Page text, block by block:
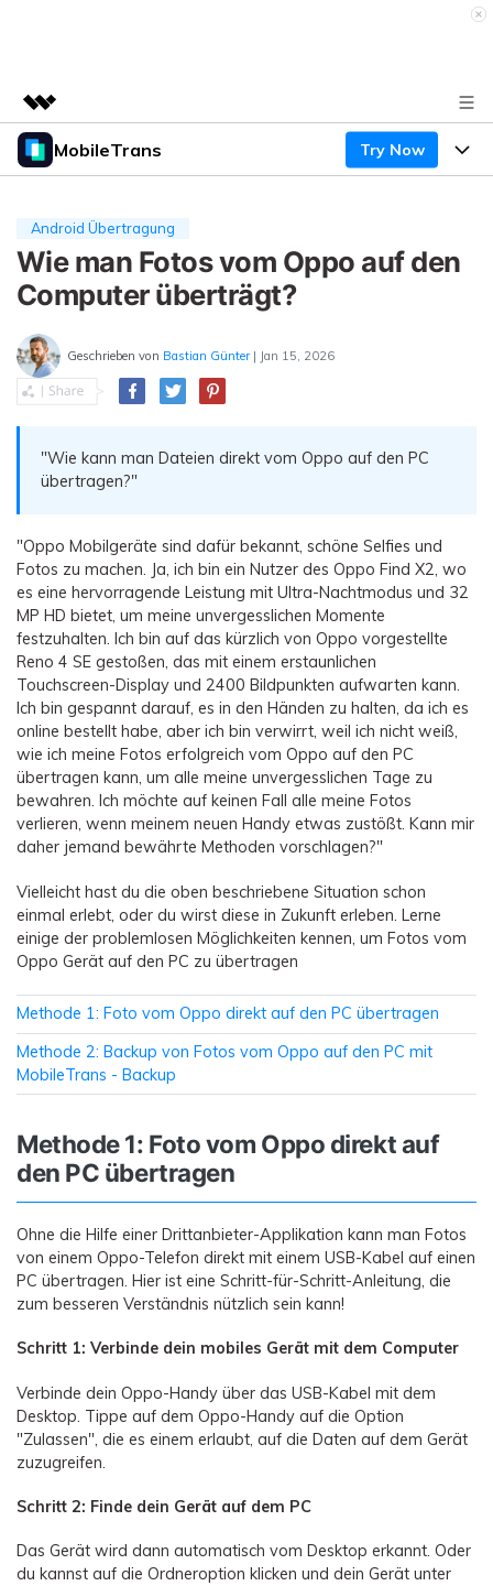
Top-Produkte
Dienstprogramme
Überblick
Über uns
Presseraum
Shop
Support
MobileTrans Try Now
Desktop
Mobile
Funktionen
Funktionen
Lösungen
Ressourcen
Handydatenübertragung
Handy-Backup & Wiederherstellung
WhatsApp Manager
WEITERE THEMEN ERKUNDEN
Preise
Preise für Mac
Geschäftsplan
Bildungsplan
Lernen & Unterstützung
Wettbewerbe & Events
Hilfe erhalten Herunterladen
Android Übertragung
Wie man Fotos vom Oppo auf den
Computer überträgt?
Geschrieben von Bastian Günter | Jan 15, 2026
"Wie kann man Dateien direkt vom Oppo auf den PC
übertragen?"
"Oppo Mobilgeräte sind dafür bekannt, schöne Selfies und
Fotos zu machen. Ja, ich bin ein Nutzer des Oppo Find X2, wo
es eine hervorragende Leistung mit Ultra-Nachtmodus und 32
MP HD bietet, um meine unvergesslichen Momente
festzuhalten. Ich bin auf das kürzlich von Oppo vorgestellte
Reno 4 SE gestoßen, das mit einem erstaunlichen
Touchscreen-Display und 2400 Bildpunkten aufwarten kann.
Ich bin gespannt darauf, es in den Händen zu halten, da ich es
online bestellt habe, aber ich bin verwirrt, weil ich nicht weiß,
wie ich meine Fotos erfolgreich vom Oppo auf den PC
übertragen kann, um alle meine unvergesslichen Tage zu
bewahren. Ich möchte auf keinen Fall alle meine Fotos
verlieren, wenn meinem neuen Handy etwas zustößt. Kann mir
daher jemand bewährte Methoden vorschlagen?"
Vielleicht hast du die oben beschriebene Situation schon
einmal erlebt, oder du wirst diese in Zukunft erleben. Lerne
einige der problemlosen Möglichkeiten kennen, um Fotos vom
Oppo Gerät auf den PC zu übertragen
Methode 1: Foto vom Oppo direkt auf den PC übertragen
Methode 2: Backup von Fotos vom Oppo auf den PC mit
MobileTrans - Backup
Methode 1: Foto vom Oppo direkt auf
den PC übertragen
Ohne die Hilfe einer Drittanbieter-Applikation kann man Fotos
von einem Oppo-Telefon direkt mit einem USB-Kabel auf einen
PC übertragen. Hier ist eine Schritt-für-Schritt-Anleitung, die
zum besseren Verständnis nützlich sein kann!
Schritt 1: Verbinde dein mobiles Gerät mit dem Computer
Verbinde dein Oppo-Handy über das USB-Kabel mit dem
Desktop. Tippe auf dem Oppo-Handy auf die Option
"Zulassen", die es einem erlaubt, auf die Daten auf dem Gerät
zuzugreifen.
Schritt 2: Finde dein Gerät auf dem PC
Das Gerät wird dann automatisch vom Desktop erkannt. Oder
du kannst auf die Ordneroption klicken und dein Gerät unter